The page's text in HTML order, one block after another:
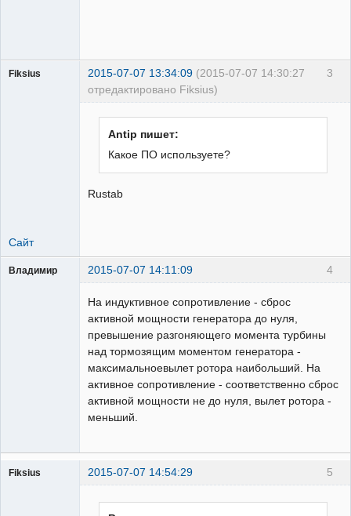
3
Fiksius 2015-07-07 13:34:09 (2015-07-07 14:30:27
отредактировано Fiksius)
Antip пишет:
Какое ПО используете?
Rustab
Сайт
4
Владимир 2015-07-07 14:11:09
На индуктивное сопротивление - сброс
активной мощности генератора до нуля,
превышение разгоняющего момента турбины
над тормозящим моментом генератора -
максимальноевылет ротора наибольший. На
активное сопротивление - соответственно сброс
активной мощности не до нуля, вылет ротора -
меньший.
5
Fiksius 2015-07-07 14:54:29